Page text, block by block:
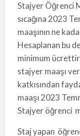
Stajyer Öğrenci
sıcağına 2023
maaşının ne
Hesaplanan bu
minimum
stajyer maaşı
katkısından
maaşı 2023
Stajyer öğrenci
Staj yapan